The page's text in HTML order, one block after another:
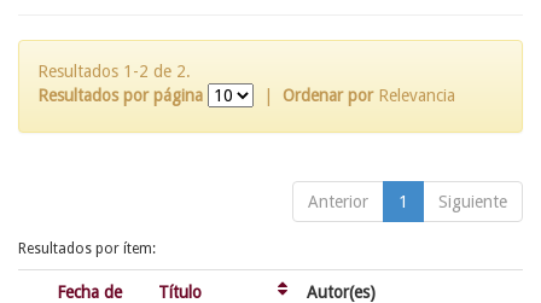
Resultados 1-2 de 2.
Resultados por página
Ordenar por Relevancia
Anterior 1 Siguiente
Resultados por ítem:
Fecha de
Título Autor(es)